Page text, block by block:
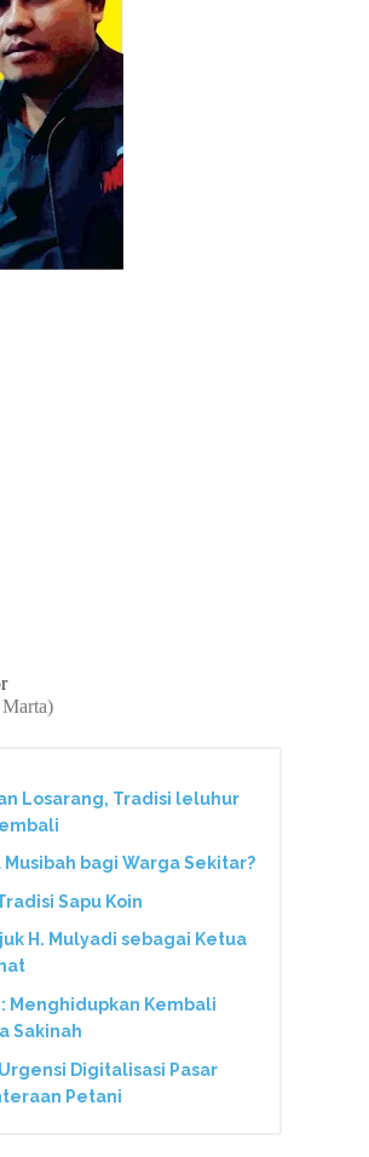
Losarang, Tradisi leluhur
bagi Warga Sekitar?
Sapu Koin
H. Mulyadi sebagai Ketua
Menghidupkan Kembali
Sakinah
Digitalisasi Pasar
Petani